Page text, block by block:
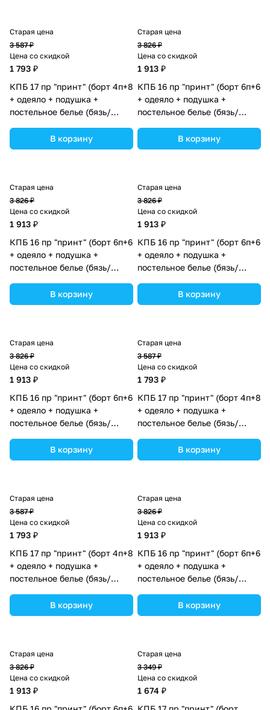
Старая цена
3 587 ₽
Цена со скидкой
1 793 ₽
КПБ 17 пр "принт" (борт 4п+8
+ одеяло + подушка +
постельное белье (бязь/
(№П207_4а8бб_02) цвета в
ассортименте.
В корзину
Старая цена
3 826 ₽
Цена со скидкой
1 913 ₽
КПБ 16 пр "принт" (борт 6п+6
+ одеяло + подушка +
постельное белье (бязь/
ассортименте.В корзину
Старая цена
3 826 ₽
Цена со скидкой
1 913 ₽
КПБ 16 пр "принт" (борт 6п+6
+ одеяло + подушка +
постельное белье (бязь/
ассортименте.В корзину
Старая цена
3 826 ₽
Цена со скидкой
1 913 ₽
КПБ 16 пр "принт" (борт 6п+6
+ одеяло + подушка +
постельное белье (бязь/
в ассортименте.
В корзину
Старая цена
3 826 ₽
Цена со скидкой
1 913 ₽
КПБ 16 пр "принт" (борт 6п+6
+ одеяло + подушка +
постельное белье (бязь/
в ассортименте.
В корзину
Старая цена
3 587 ₽
Цена со скидкой
1 793 ₽
КПБ 17 пр "принт" (борт 4п+8
+ одеяло + подушка +
постельное белье (бязь/
(№П207_4а8бб_09) цвета в
ассортименте.
В корзину
Старая цена
3 587 ₽
Цена со скидкой
1 793 ₽
КПБ 17 пр "принт" (борт 4п+8
+ одеяло + подушка +
постельное белье (бязь/
(№П207_4а8бб_07) цвета в
ассортименте.
В корзину
Старая цена
3 826 ₽
Цена со скидкой
1 913 ₽
КПБ 16 пр "принт" (борт 6п+6
+ одеяло + подушка +
постельное белье (бязь/
в ассортименте.
В корзину
Старая цена
3 826 ₽
Цена со скидкой
1 913 ₽
Старая цена
3 349 ₽
Цена со скидкой
1 674 ₽